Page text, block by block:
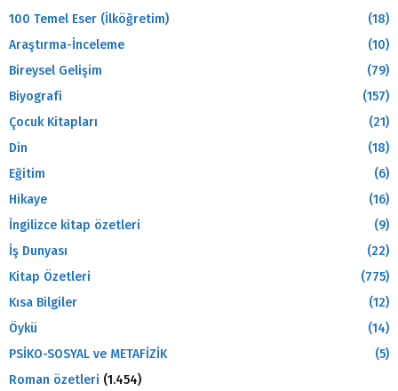
100 Temel Eser (İlköğretim)
(18)
Araştırma-İnceleme
(10)
Bireysel Gelişim
(79)
Biyografi
(157)
Çocuk Kitapları
(21)
Din
(18)
Eğitim
(6)
Hikaye
(16)
İngilizce kitap özetleri
(9)
İş Dunyası
(22)
Kitap Özetleri
(775)
Kısa Bilgiler
(12)
Öykü
(14)
PSİKO-SOSYAL ve METAFİZİK
(5)
Roman özetleri (1.454)